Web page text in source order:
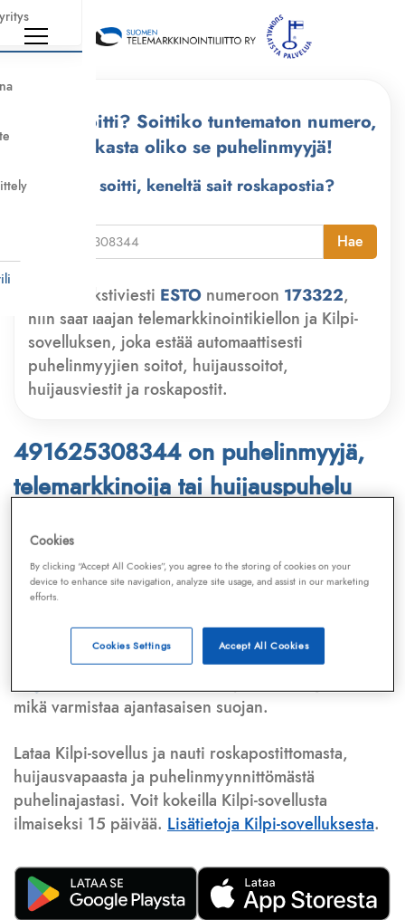
Kuka soitti? Soittiko tuntematon numero,
tarkasta oliko se puhelinmyyjä!
Kuka soitti, keneltä sait roskapostia?
Hae
Lähetä tekstiviesti ESTO numeroon 173322,
niin saat laajan telemarkkinointikiellon ja Kilpi-
sovelluksen, joka estää automaattisesti
puhelinmyyjien soitot, huijaussoitot,
huijausviestit ja roskapostit.
491625308344 on puhelinmyyjä,
telemarkkinoija tai huijauspuhelu
Puhelinnumero
Telemarkkinointiliiton jaKilpi-sovelluksen
tietokannasta, joka kattaa satoja tuhansia
Lisäksi tunnistamme automaattisesti, jos kyseessä on
puhelinhuijarin numero, sähköpostiosoitetai
huijausviesti. Tietokantaamme päivitetään jatkuvasti,
mikä varmistaa ajantasaisen suojan.
Lataa Kilpi-sovellus ja nauti roskapostittomasta,
huijausvapaasta ja puhelinmyynnittömästä
puhelinajastasi. Voit kokeilla Kilpi-sovellusta
ilmaiseksi 15 päivää. Lisätietoja Kilpi-sovelluksesta.
Cookies
By clicking “Accept All Cookies”, you agree to the storing of cookies on your
device to enhance site navigation, analyze site usage, and assist in our marketing
efforts.
Accept All Cookies
Cookies Settings